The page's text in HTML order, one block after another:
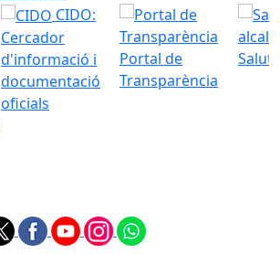
CIDO:
Cercador
d'informació i
documentació
oficials
Portal de
Transparència